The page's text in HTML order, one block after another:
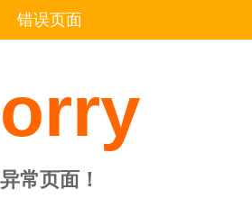
错误页面
异常页面！